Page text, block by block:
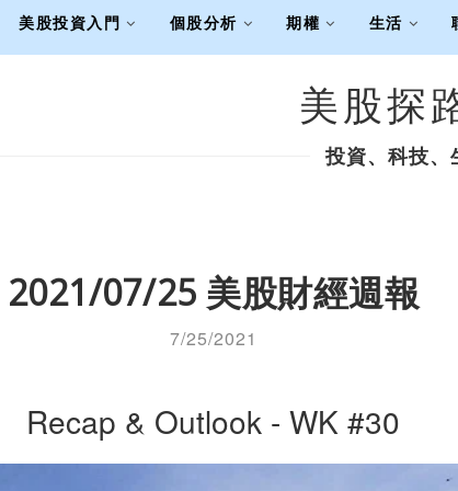
美股探
美股投資入門 個股分析 期權 生活
投資、科技、
2021/07/25 美股財經週報
7/25/2021
Recap & Outlook - WK #30